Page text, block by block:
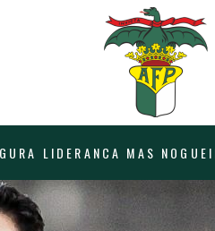
LIDERANCA MAS